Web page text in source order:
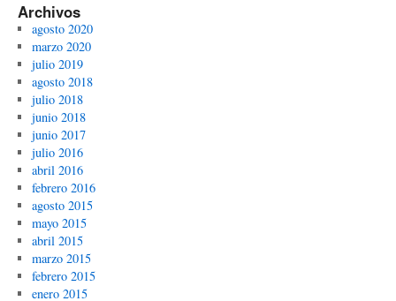
Archivos
agosto 2020
marzo 2020
julio 2019
agosto 2018
julio 2018
junio 2018
junio 2017
julio 2016
abril 2016
febrero 2016
agosto 2015
mayo 2015
abril 2015
marzo 2015
febrero 2015
enero 2015